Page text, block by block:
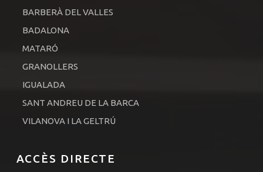
BARBERÀ DEL VALLES
BADALONA
MATARÓ
GRANOLLERS
IGUALADA
SANT ANDREU DE LA BARCA
VILANOVA I LA GELTRÚ
ACCÈS DIRECTE